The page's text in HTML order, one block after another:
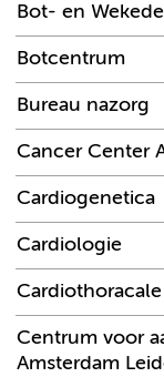
Bot- en
Botcentrum
Bureau nazorg
Cancer Center
Cardiogenetica
Cardiologie
Centrum voor
Amsterdam